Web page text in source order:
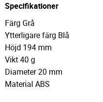
Specifikationer
Färg Grå
Ytterligare färg Blå
Höjd 194 mm
Vikt 40 g
Diameter 20 mm
Material ABS